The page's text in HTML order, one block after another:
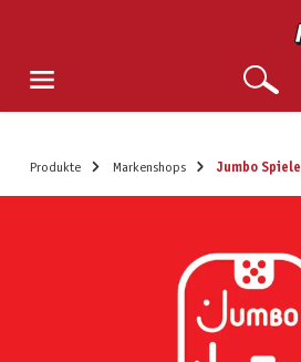
Produkte Markenshops Jumbo Spiele